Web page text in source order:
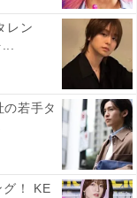
ださい。
#鬼滅の刃
June 11, 2023
レン
若手タ
グ！ KE